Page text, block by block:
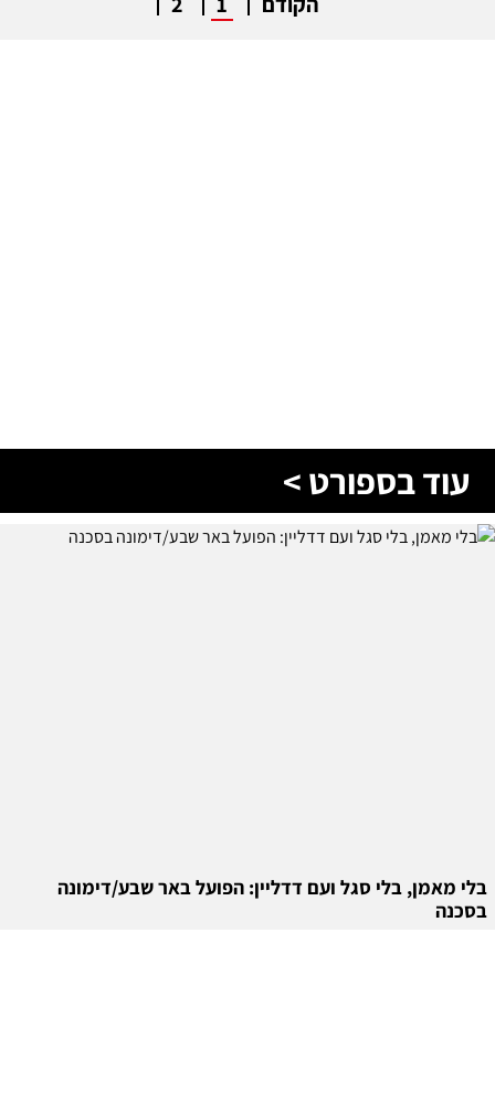
עוד בספורט >
בלי מאמן, בלי סגל ועם דדליין: הפועל באר שבע/דימונה
בסכנה